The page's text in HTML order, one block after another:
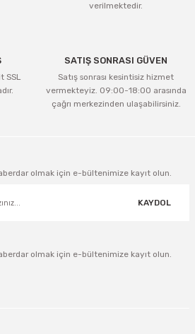
verilmektedir.
SSL
SATIŞ SONRASI GÜVEN
Satış sonrası kesintisiz hizmet
vermekteyiz. 09:00-18:00 arasında
çağrı merkezinden ulaşabilirsiniz.
olmak için e-bültenimize kayıt olun.
KAYDOL
olmak için e-bültenimize kayıt olun.